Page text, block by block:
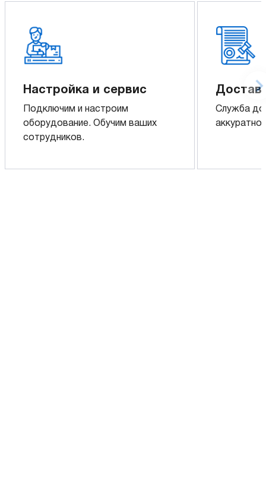
Настройка и сервис
Подключим и настроим
оборудование. Обучим ваших
сотрудников.
Служба
аккуратно